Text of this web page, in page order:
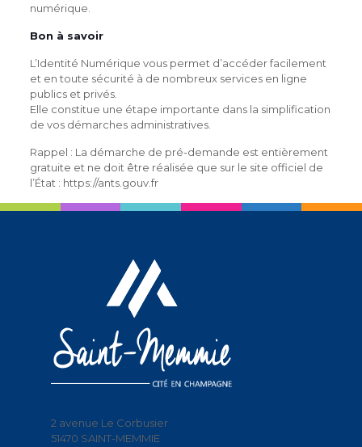
numérique.
Bon à savoir
L’Identité Numérique vous permet d’accéder facilement
et en toute sécurité à de nombreux services en ligne
publics et privés.
Elle constitue une étape importante dans la simplification
de vos démarches administratives.
Rappel : La démarche de pré-demande est entièrement
gratuite et ne doit être réalisée que sur le site officiel de
l’État : https://ants.gouv.fr
2 avenue Le Corbusier
51470 SAINT-MEMMIE